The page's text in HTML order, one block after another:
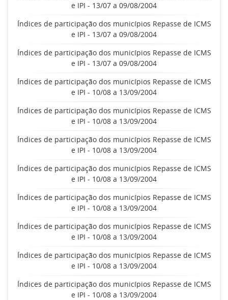
e IPI - 13/07 a 09/08/2004
Índices de participação dos municípios Repasse de ICMS
e IPI - 13/07 a 09/08/2004
Índices de participação dos municípios Repasse de ICMS
e IPI - 13/07 a 09/08/2004
Índices de participação dos municípios Repasse de ICMS
e IPI - 10/08 a 13/09/2004
Índices de participação dos municípios Repasse de ICMS
e IPI - 10/08 a 13/09/2004
Índices de participação dos municípios Repasse de ICMS
e IPI - 10/08 a 13/09/2004
Índices de participação dos municípios Repasse de ICMS
e IPI - 10/08 a 13/09/2004
Índices de participação dos municípios Repasse de ICMS
e IPI - 10/08 a 13/09/2004
Índices de participação dos municípios Repasse de ICMS
e IPI - 10/08 a 13/09/2004
Índices de participação dos municípios Repasse de ICMS
e IPI - 10/08 a 13/09/2004
Índices de participação dos municípios Repasse de ICMS
e IPI - 10/08 a 13/09/2004